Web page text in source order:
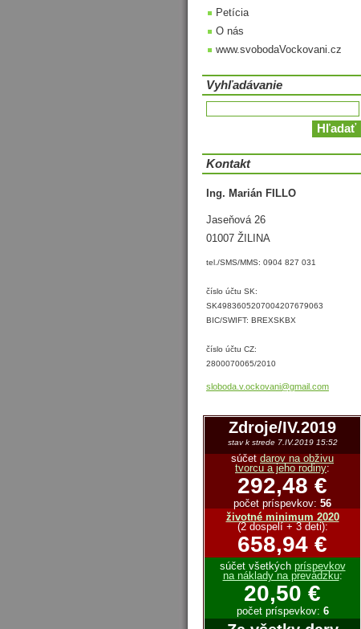
Petícia
O nás
www.svobodaVockovani.cz
Vyhľadávanie
Kontakt
Ing. Marián FILLO
Jaseňová 26
01007 ŽILINA
tel./SMS/MMS: 0904 827 031
číslo účtu SK:
SK4983605207004207679063
BIC/SWIFT: BREXSKBX
číslo účtu CZ:
2800070065/2010
sloboda. v.ockovani@gmail .com
Zdroje/IV.2019
stav k strede 7.IV.2019 15:52
súčet darov na obživu
tvorcu a jeho rodiny:
292,48 €
počet príspevkov: 56
životné minimum 2020
(2 dospelí + 3 deti):
658,94 €
súčet všetkých príspevkov
na náklady na prevádzku:
20,50 €
počet príspevkov: 6